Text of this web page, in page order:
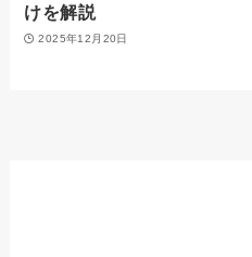
けを解説
2025年12月20日